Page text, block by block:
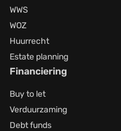
WWS
WOZ
Huurrecht
Estate planning
Financiering
Buy to let
Verduurzaming
Debt funds